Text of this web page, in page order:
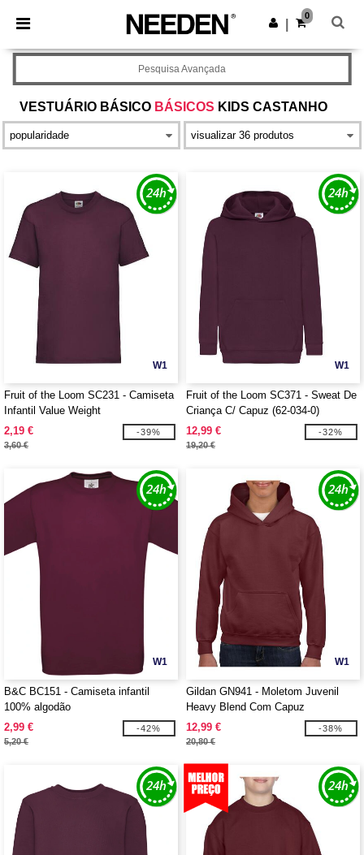
× App Needen
Melhores preços na app!
Obter app
0
VESTUÁRIO BÁSICO BÁSICOS KIDS CASTANHO
Pesquisa Avançada
W1
Fruit of the Loom SC231 - Camiseta
Infantil Value Weight
2,19 €
3,60 €
-39%
W1
Fruit of the Loom SC371 - Sweat De
Criança C/ Capuz (62-034-0)
12,99 €
19,20 €
-32%
W1
B&C BC151 - Camiseta infantil
100% algodão
2,99 €
5,20 €
-42%
W1
Gildan GN941 - Moletom Juvenil
Heavy Blend Com Capuz
12,99 €
20,80 €
-38%